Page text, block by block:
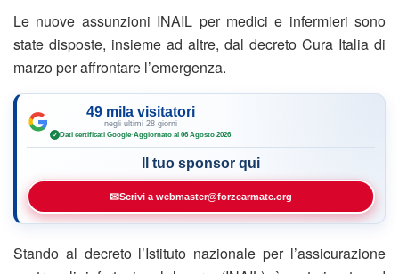
Le nuove assunzioni INAIL per medici e infermieri sono
state disposte, insieme ad altre, dal decreto Cura Italia di
marzo per affrontare l’emergenza.
49 mila visitatori
negli ultimi 28 giorni
✓ Dati certificati Google·Aggiornato al 06 Agosto 2026
Il tuo sponsor qui
✉Scrivi a webmaster@forzearmate.org
Stando al decreto l’Istituto nazionale per l’assicurazione